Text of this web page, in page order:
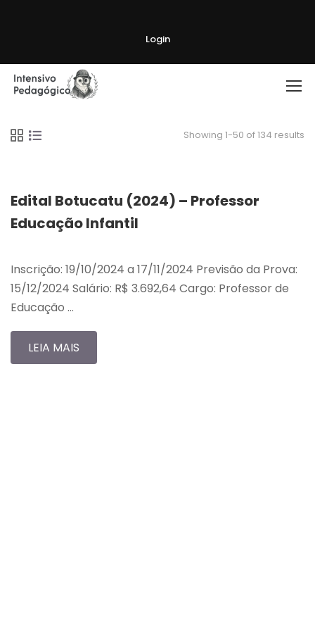
Login
Showing 1-50 of 134 results
Edital Botucatu (2024) – Professor
Educação Infantil
Inscrição: 19/10/2024 a 17/11/2024 Previsão da Prova:
15/12/2024 Salário: R$ 3.692,64 Cargo: Professor de
Educação …
LEIA MAIS